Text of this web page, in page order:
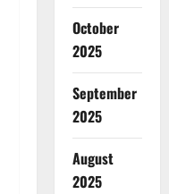
October
2025
September
2025
August
2025